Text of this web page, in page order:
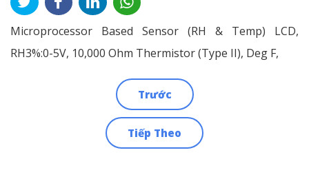
Microprocessor Based Sensor (RH & Temp) LCD,
RH3%:0-5V, 10,000 Ohm Thermistor (Type II), Deg F,
Trước
Tiếp Theo